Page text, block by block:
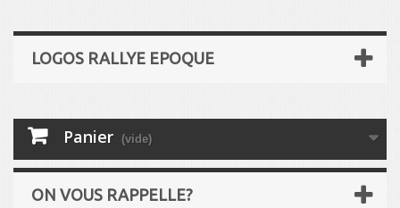
LOGOS RALLYE EPOQUE
Panier (vide)
ON VOUS RAPPELLE?